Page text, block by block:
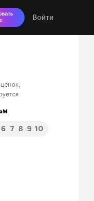
Войти
6 7 8 9 10